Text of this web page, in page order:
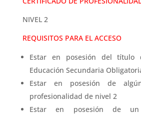
NIVEL 2
REQUISITOS PARA EL ACCESO
Estar en posesión del título
Educación Secundaria
Estar en posesión de
profesionalidad de nivel 2
Estar en posesión de